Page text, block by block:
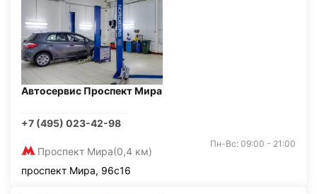
Автосервис Проспект Мира
+7 (495) 023-42-98
Проспект Мира(0,4 км)
Пн-Вс: 09:00 - 21:00
проспект Мира, 96с16